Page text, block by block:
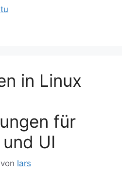
in Linux
für
UI
von lars